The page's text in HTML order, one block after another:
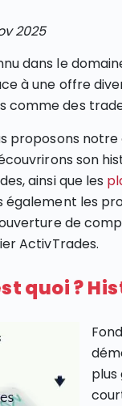
2025
dans le
à une offre
comme des
proposons
son
ainsi que les
également les
de
ActivTrades.
quoi ?
plus